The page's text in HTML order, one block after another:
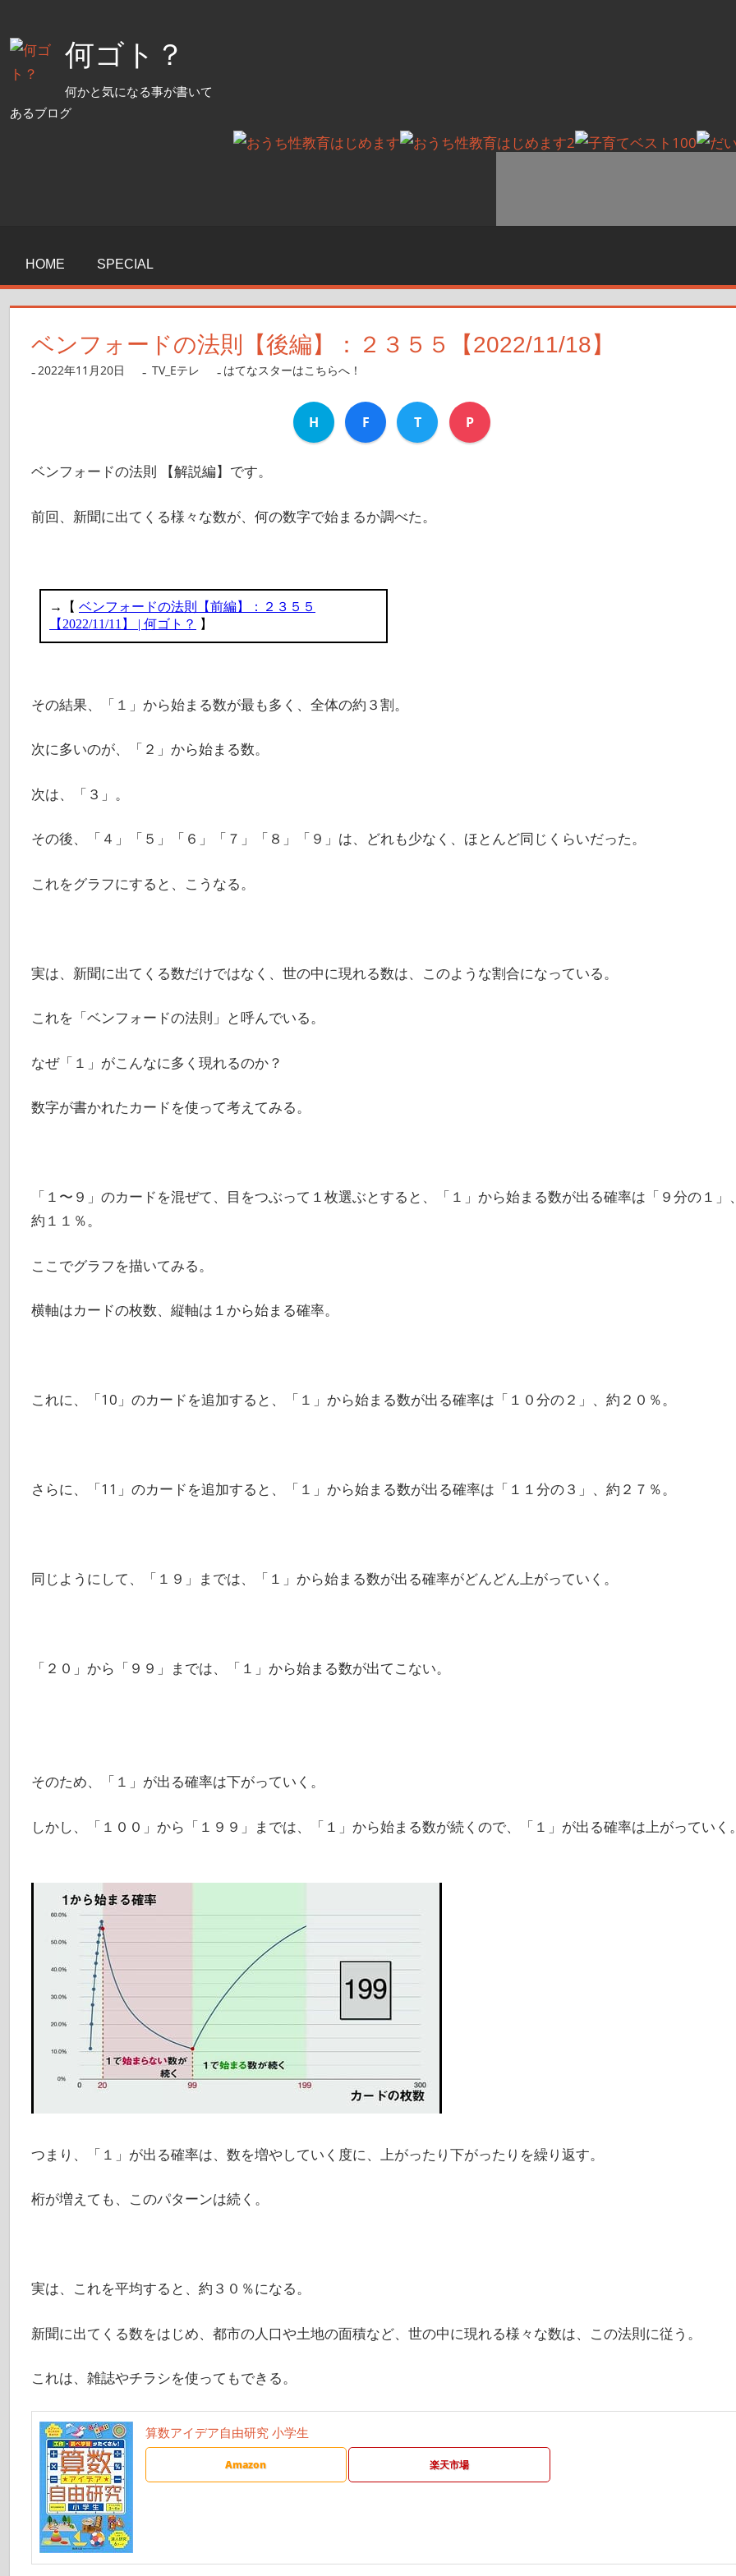
ン
ツ
何ゴト？
何かと気になる事が書いて
あるブログ
HOME SPECIAL
ベンフォードの法則【後編】：２３５５【2022/11/18】
2022年11月20日 nanigoto
TV_Eテレ はてなスターはこちらへ！
H F T P
ベンフォードの法則 【解説編】です。
前回、新聞に出てくる様々な数が、何の数字で始まるか調べた。
その結果、「１」から始まる数が最も多く、全体の約３割。
次に多いのが、「２」から始まる数。
次は、「３」。
その後、「４」「５」「６」「７」「８」「９」は、どれも少なく、ほとんど同じくらいだった。
これをグラフにすると、こうなる。
実は、新聞に出てくる数だけではなく、世の中に現れる数は、このような割合になっている。
これを「ベンフォードの法則」と呼んでいる。
なぜ「１」がこんなに多く現れるのか？
数字が書かれたカードを使って考えてみる。
「１〜９」のカードを混ぜて、目をつぶって１枚選ぶとすると、「１」から始まる数が出る確率は「９分の１」
約１１％。
ここでグラフを描いてみる。
横軸はカードの枚数、縦軸は１から始まる確率。
これに、「10」のカードを追加すると、「１」から始まる数が出る確率は「１０分の２」、約２０％。
さらに、「11」のカードを追加すると、「１」から始まる数が出る確率は「１１分の３」、約２７％。
同じようにして、「１９」までは、「１」から始まる数が出る確率がどんどん上がっていく。
「２０」から「９９」までは、「１」から始まる数が出てこない。
そのため、「１」が出る確率は下がっていく。
しかし、「１００」から「１９９」までは、「１」から始まる数が続くので、「１」が出る確率は上がっていく
つまり、「１」が出る確率は、数を増やしていく度に、上がったり下がったりを繰り返す。
桁が増えても、このパターンは続く。
実は、これを平均すると、約３０％になる。
新聞に出てくる数をはじめ、都市の人口や土地の面積など、世の中に現れる様々な数は、この法則に従う。
これは、雑誌やチラシを使ってもできる。
算数アイデア自由研究 小学生
Amazon 楽天市場